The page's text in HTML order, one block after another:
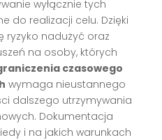
wyłącznie tych
do realizacji celu. Dzięki
ryzyko nadużyć oraz
na osoby, których
czasowego
wymaga nieustannego
dalszego utrzymywania
Dokumentacja
i na jakich warunkach